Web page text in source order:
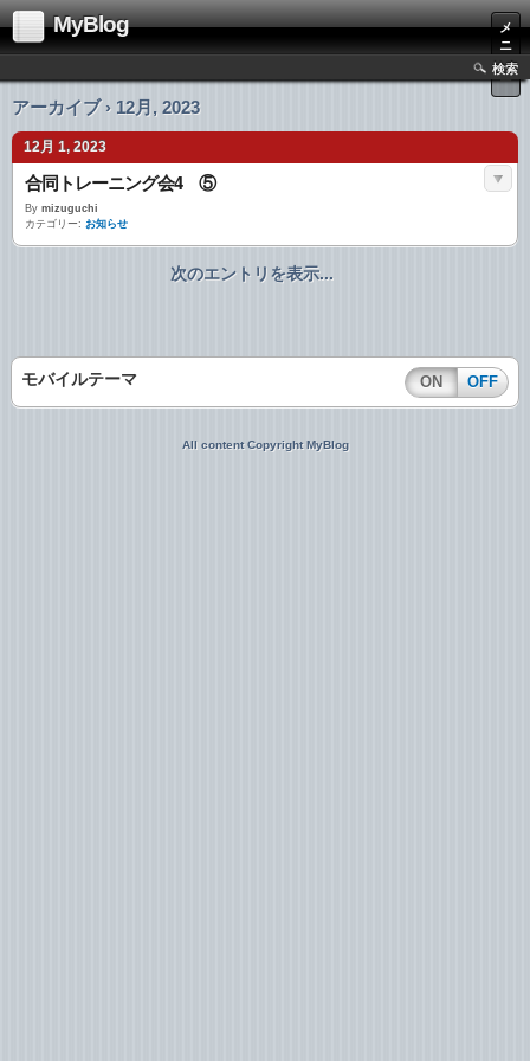
MyBlog
メ
ニ
ュ
ー
検索
アーカイブ › 12月, 2023
12月 1, 2023
合同トレーニング会4 ⑤
By mizuguchi
カテゴリー: お知らせ
次のエントリを表示...
モバイルテーマ ON OFF
All content Copyright MyBlog